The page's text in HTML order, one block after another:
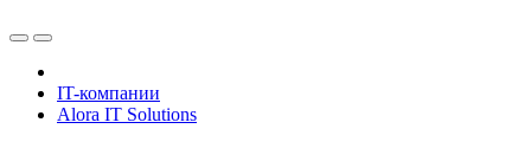
IT-компании
Alora IT Solutions